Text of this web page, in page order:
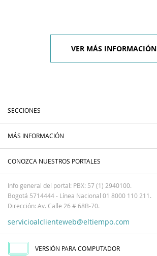
VER MÁS INFORMACIÓN
SECCIONES
MÁS INFORMACIÓN
CONOZCA NUESTROS PORTALES
Info general del portal: PBX: 57 (1) 2940100.
Bogotá 5714444 - Línea Nacional 01 8000 110 211.
Dirección: Av. Calle 26 # 68B-70.
servicioalclienteweb@eltiempo.com
VERSIÓN PARA COMPUTADOR